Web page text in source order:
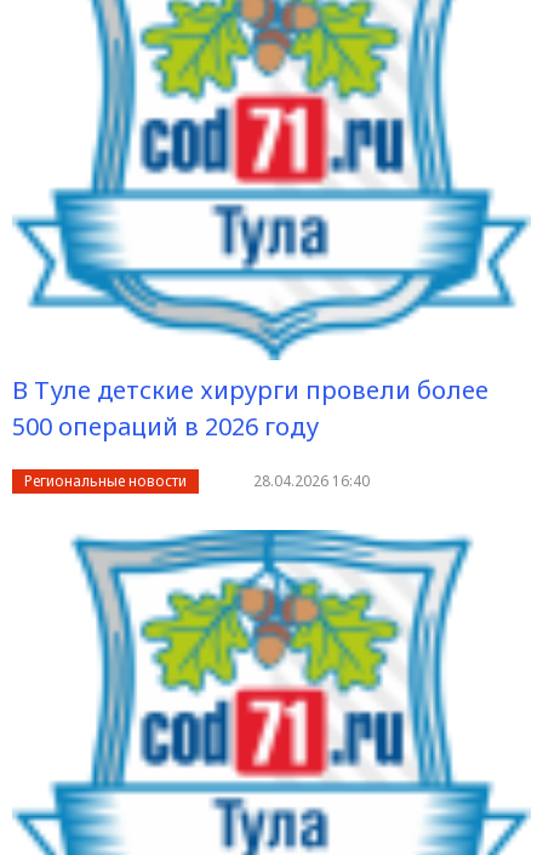
В Туле детские хирурги провели более
500 операций в 2026 году
Региональные новости 28.04.2026 16:40